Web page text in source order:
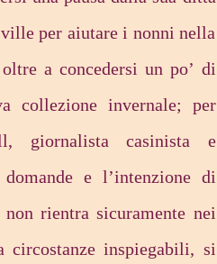
per aiutare i nonni nella
a concedersi un po’ di
collezione invernale; per
giornalista casinista e
e l’intenzione di
rientra sicuramente nei
circostanze inspiegabili, si